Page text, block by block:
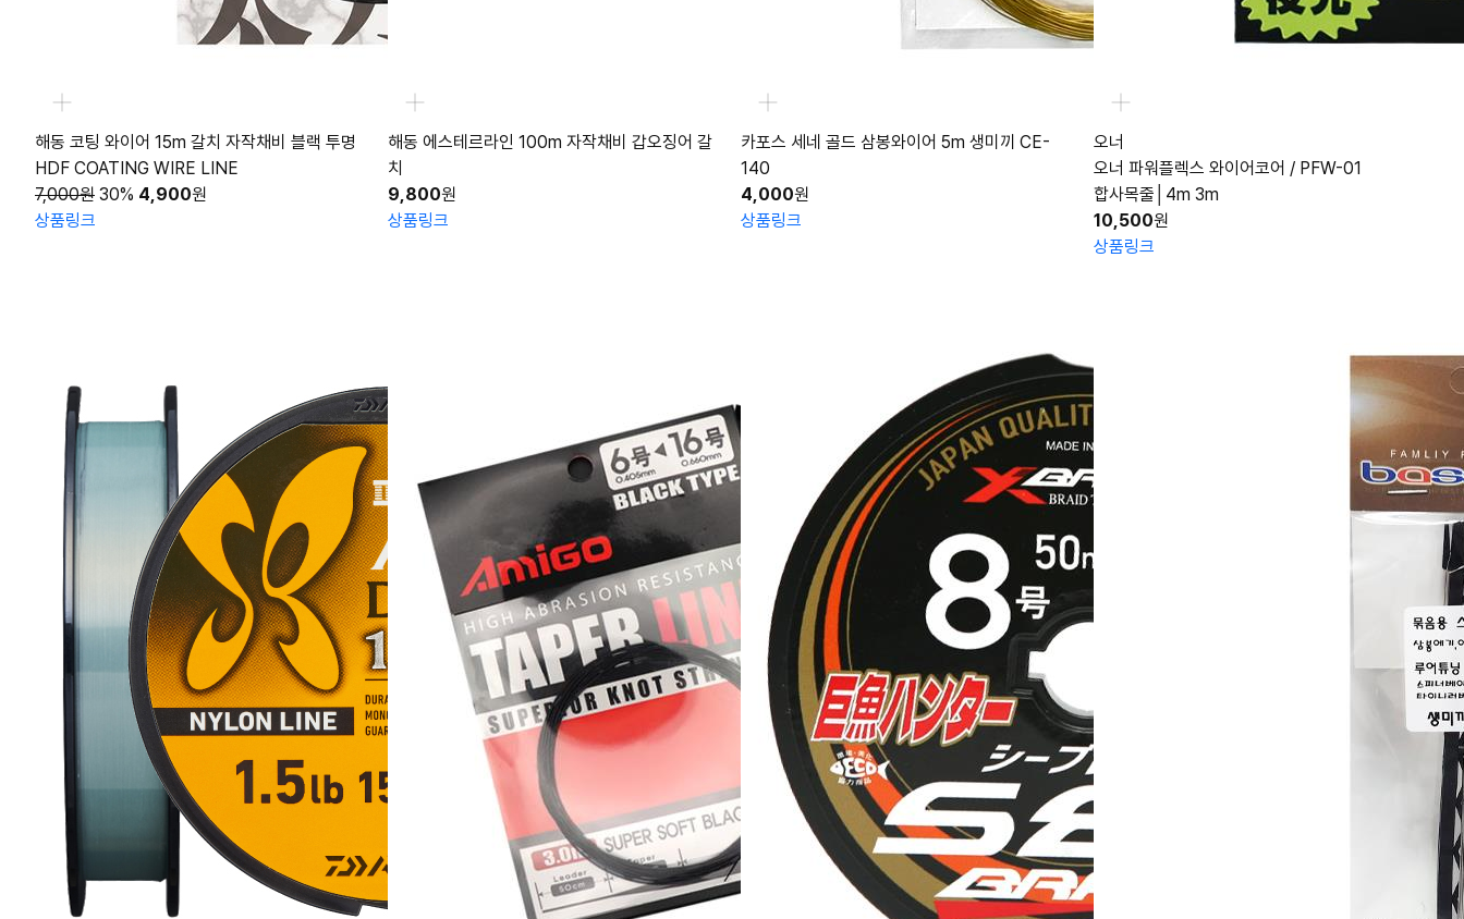
해동 코팅 와이어 15m 갈치 자작채비 블랙 투명
HDF COATING WIRE LINE
7,000원 30% 4,900원
상품링크
해동 에스테르라인 100m 자작채비 갑오징어 갈
치
9,800원
상품링크
카포스 세네 골드 삼봉와이어 5m 생미끼 CE-
140
4,000원
상품링크
오너
오너 파워플렉스 와이어코어 / PFW-01
합사목줄│4m 3m
10,500원
상품링크